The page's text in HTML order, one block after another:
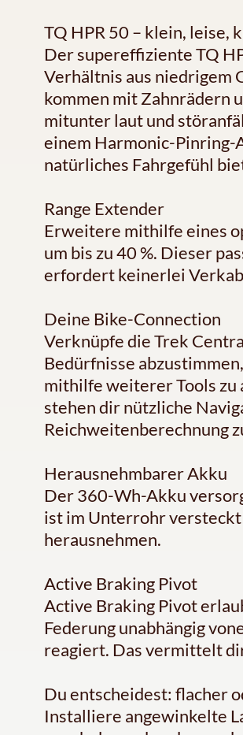
TQ HPR 50 – klein, leise,
Der supereffiziente TQ
Verhältnis aus niedrigem
kommen mit Zahnrädern
mitunter laut und
einem Harmonic-Pinring-
natürliches Fahrgefühl
Range Extender
Erweitere mithilfe eines
um bis zu 40 %. Dieser
erfordert keinerlei
Deine Bike-Connection
Verknüpfe die Trek
Bedürfnisse
mithilfe weiterer Tools zu
stehen dir nützliche
Reichweitenberechnung
Herausnehmbarer Akku
Der 360-Wh-Akku
ist im Unterrohr versteckt
herausnehmen.
Active Braking Pivot
Active Braking Pivot
Federung unabhängig
reagiert. Das vermittelt
Du entscheidest: flacher
Installiere angewinkelte